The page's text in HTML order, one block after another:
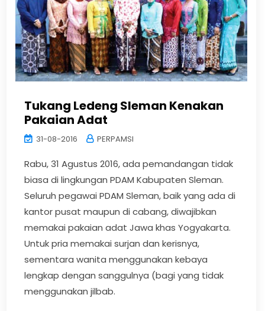
Tukang Ledeng Sleman Kenakan
Pakaian Adat
31-08-2016 PERPAMSI
Rabu, 31 Agustus 2016, ada pemandangan tidak
biasa di lingkungan PDAM Kabupaten Sleman.
Seluruh pegawai PDAM Sleman, baik yang ada di
kantor pusat maupun di cabang, diwajibkan
memakai pakaian adat Jawa khas Yogyakarta.
Untuk pria memakai surjan dan kerisnya,
sementara wanita menggunakan kebaya
lengkap dengan sanggulnya (bagi yang tidak
menggunakan jilbab.